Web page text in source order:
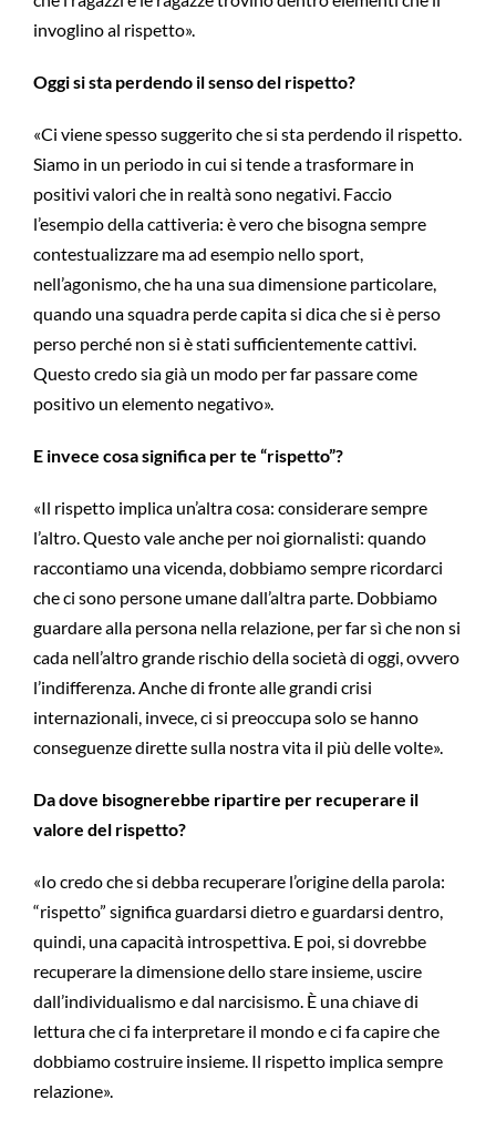
invoglino al rispetto».
Oggi si sta perdendo il senso del rispetto?
«Ci viene spesso suggerito che si sta perdendo il rispetto.
Siamo in un periodo in cui si tende a trasformare in
positivi valori che in realtà sono negativi. Faccio
l’esempio della cattiveria: è vero che bisogna sempre
contestualizzare ma ad esempio nello sport,
nell’agonismo, che ha una sua dimensione particolare,
quando una squadra perde capita si dica che si è perso
perso perché non si è stati sufficientemente cattivi.
Questo credo sia già un modo per far passare come
positivo un elemento negativo».
E invece cosa significa per te “rispetto”?
«Il rispetto implica un’altra cosa: considerare sempre
l’altro. Questo vale anche per noi giornalisti: quando
raccontiamo una vicenda, dobbiamo sempre ricordarci
che ci sono persone umane dall’altra parte. Dobbiamo
guardare alla persona nella relazione, per far sì che non si
cada nell’altro grande rischio della società di oggi, ovvero
l’indifferenza. Anche di fronte alle grandi crisi
internazionali, invece, ci si preoccupa solo se hanno
conseguenze dirette sulla nostra vita il più delle volte».
Da dove bisognerebbe ripartire per recuperare il
valore del rispetto?
«Io credo che si debba recuperare l’origine della parola:
“rispetto” significa guardarsi dietro e guardarsi dentro,
quindi, una capacità introspettiva. E poi, si dovrebbe
recuperare la dimensione dello stare insieme, uscire
dall’individualismo e dal narcisismo. È una chiave di
lettura che ci fa interpretare il mondo e ci fa capire che
dobbiamo costruire insieme. Il rispetto implica sempre
relazione».